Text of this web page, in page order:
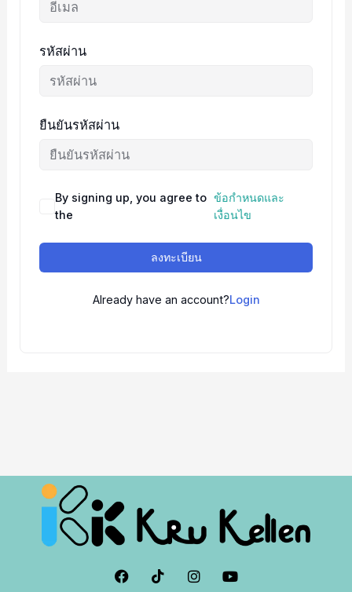
รหัสผ่าน
ยืนยันรหัสผ่าน
By signing up, you agree to
the
ข้อกำหนดและ
เงื่อนไข
ลงทะเบียน
Already have an account?Login
F
a
I
c
I
n
Y
o